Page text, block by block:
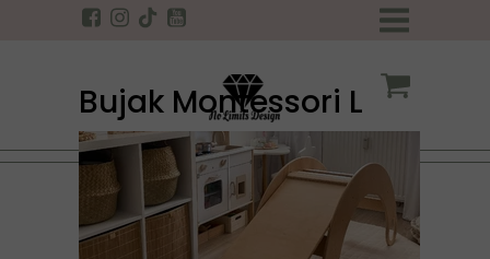
Bujak Montessori L